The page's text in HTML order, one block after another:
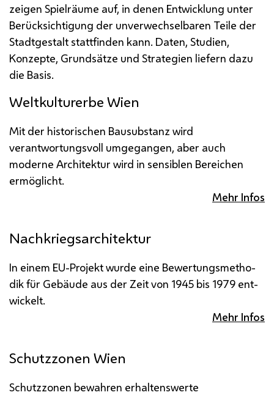
zeigen Spielräume auf, in denen Entwicklung unter
Berücksichtigung der unverwechselbaren Teile der
Stadtgestalt stattfinden kann. Daten, Studien,
Konzepte, Grundsätze und Strategien liefern dazu
die Basis.
Weltkulturerbe Wien
Mit der historischen Bausubstanz wird
verantwortungsvoll umgegangen, aber auch
moderne Architektur wird in sensiblen Bereichen
ermöglicht.
Mehr Infos
Nachkriegsarchitektur
In einem EU-Projekt wurde eine Bewer­tungs­metho­
dik für Gebäude aus der Zeit von 1945 bis 1979 ent­
wickelt.
Mehr Infos
Schutzzonen Wien
Schutzzonen bewahren erhaltenswerte